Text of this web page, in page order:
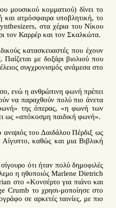
μουσικού κομματιού) δίνει το
και ατμόσφαιρα υποβλητική, το
στα χέρια του Νίκου
τον Καρρέρ και τον Σκαλκώτα.
κατασκευαστές που έχουν
με δοξάρι βιολιού που
συγχρονισμός ανάμεσα στο
ενώ η ανθρώπινη φωνή πρέπει
να παραχθούν πολύ πιο άνετα
της όπερας, «η φωνή των
ως «απόκοσμη παιδική φωνή».
ανιψιός του Δαιδάλου Πέρδιξ ως
καθώς και μια Βιβλική
ότι ήταν πολύ δημοφιλές
η ηθοποιός Marlene Dietrich
στο «Κονσέρτο για πιάνο και
Crumb το χρησι-μοποίησε στο
σε αρκετές ταινίες, με πιο